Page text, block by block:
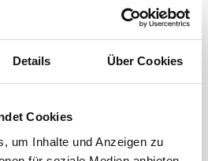
Details Über Cookies
Cookies
um Inhalte und Anzeigen zu